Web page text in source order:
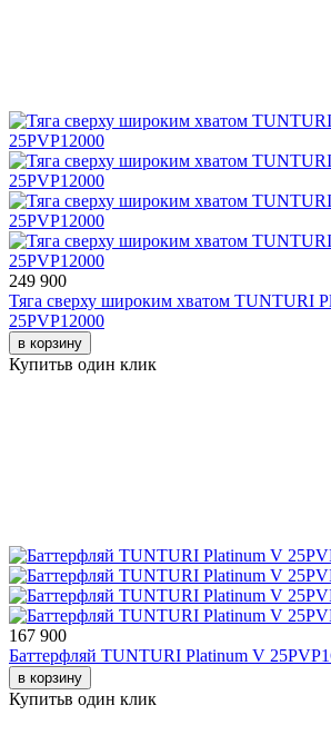
249 900
Тяга сверху широким хватом TUNTURI
25PVP12000
в корзину
Купитьв один клик
167 900
Баттерфляй TUNTURI Platinum V
в корзину
Купитьв один клик